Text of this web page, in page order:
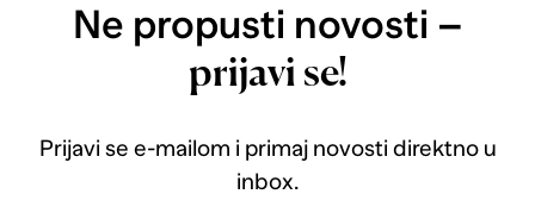
Ne propusti novosti –
prijavi se!
Prijavi se e-mailom i primaj novosti direktno u
inbox.